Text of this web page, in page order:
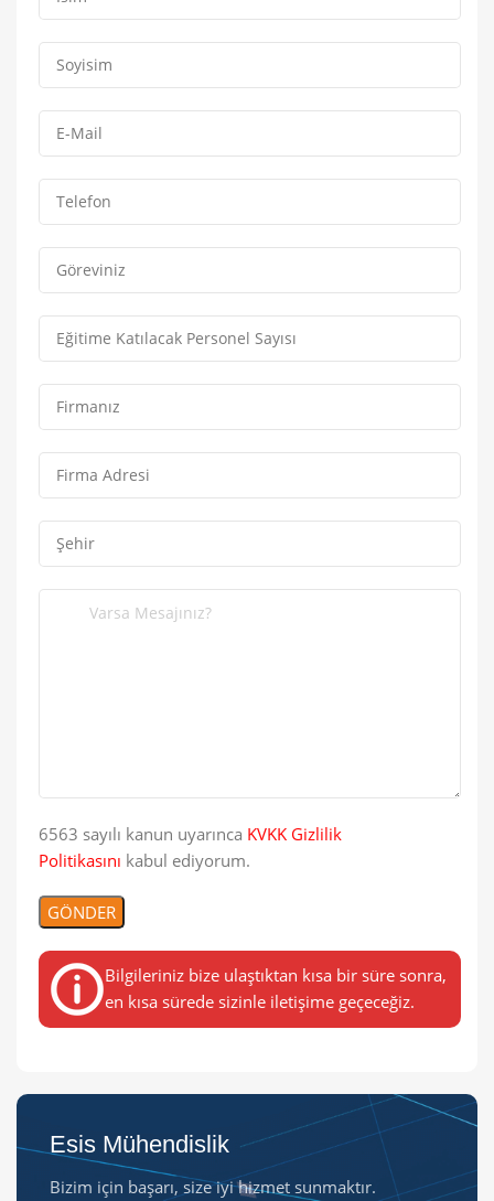
6563 sayılı kanun uyarınca KVKK Gizlilik
Politikasını kabul ediyorum.
Bilgileriniz bize ulaştıktan kısa bir süre sonra,
en kısa sürede sizinle iletişime geçeceğiz.
Esis Mühendislik
Bizim için başarı, size iyi hizmet sunmaktır.